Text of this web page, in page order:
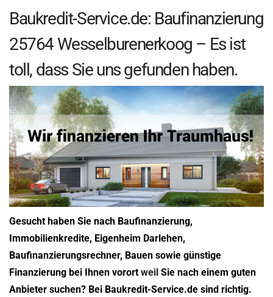
Baukredit-Service.de: Baufinanzierung
25764 Wesselburenerkoog – Es ist
toll, dass Sie uns gefunden haben.
Gesucht haben Sie nach Baufinanzierung,
Immobilienkredite, Eigenheim Darlehen,
Baufinanzierungsrechner, Bauen sowie günstige
Finanzierung bei Ihnen vorort weil Sie nach einem guten
Anbieter suchen? Bei Baukredit-Service.de sind richtig.